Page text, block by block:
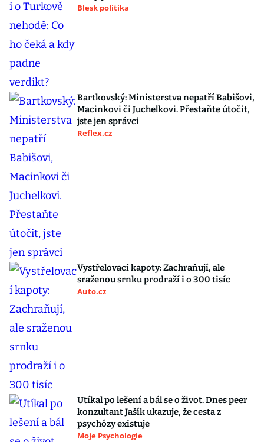
Blesk politika
Bartkovský: Ministerstva nepatří Babišovi,
Macinkovi či Juchelkovi. Přestaňte útočit,
jste jen správci
Reflex.cz
Vystřelovací kapoty: Zachraňují, ale
sraženou srnku prodraží i o 300 tisíc
Auto.cz
Utíkal po lešení a bál se o život. Dnes peer
konzultant Jašík ukazuje, že cesta z
psychózy existuje
Moje Psychologie